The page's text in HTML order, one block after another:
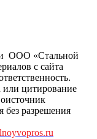
ООО «Стальной
с сайта
цитирование
без разрешения